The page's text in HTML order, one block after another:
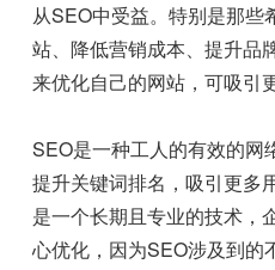
从SEO中受益。特别是那些
站、降低营销成本、提升品
来优化自己的网站，可吸引
SEO是一种工人的有效的网
提升关键词排名，吸引更多
是一个长期且专业的技术，
心优化，因为SEO涉及到的